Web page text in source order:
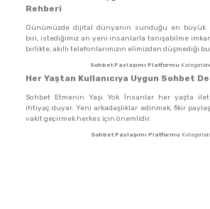
Rehberi
Günümüzde dijital dünyanın sunduğu en büyük
biri, istediğimiz an yeni insanlarla tanışabilme
birlikte, akıllı telefonlarımızın elimizden düşmediği
Sohbet Paylaşımı Platformu
Her Yaştan Kullanıcıya Uygun Sohbet
Sohbet Etmenin Yaşı Yok İnsanlar her yaşta
ihtiyaç duyar. Yeni arkadaşlıklar edinmek, fikir
vakit geçirmek herkes için önemlidir.
Sohbet Paylaşımı Platformu